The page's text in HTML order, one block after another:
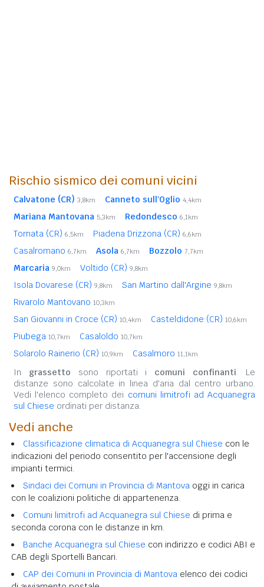
Rischio sismico dei comuni vicini
Calvatone (CR) 3,8km Canneto sull'Oglio 4,4km
Mariana Mantovana 5,3km Redondesco 6,1km
Tornata (CR) 6,5km Piadena Drizzona (CR) 6,6km
Casalromano 6,7km Asola 6,7km Bozzolo 7,7km
Marcaria 9,0km Voltido (CR) 9,8km
Isola Dovarese (CR) 9,8km San Martino dall'Argine 9,8km
Rivarolo Mantovano 10,3km
San Giovanni in Croce (CR) 10,4km Casteldidone (CR) 10,6km
Piubega 10,7km Casaloldo 10,7km
Solarolo Rainerio (CR) 10,9km Casalmoro 11,1km
In grassetto sono riportati i comuni confinanti. Le
distanze sono calcolate in linea d'aria dal centro urbano.
Vedi l'elenco completo dei comuni limitrofi ad Acquanegra
sul Chiese ordinati per distanza.
Vedi anche
Classificazione climatica di Acquanegra sul Chiese con le
indicazioni del periodo consentito per l'accensione degli
impianti termici.
Sindaci dei Comuni in Provincia di Mantova oggi in carica
con le coalizioni politiche di appartenenza.
Comuni limitrofi ad Acquanegra sul Chiese di prima e
seconda corona con le distanze in km.
Banche Acquanegra sul Chiese con indirizzo e codici ABI e
CAB degli Sportelli Bancari.
CAP dei Comuni in Provincia di Mantova elenco dei codici